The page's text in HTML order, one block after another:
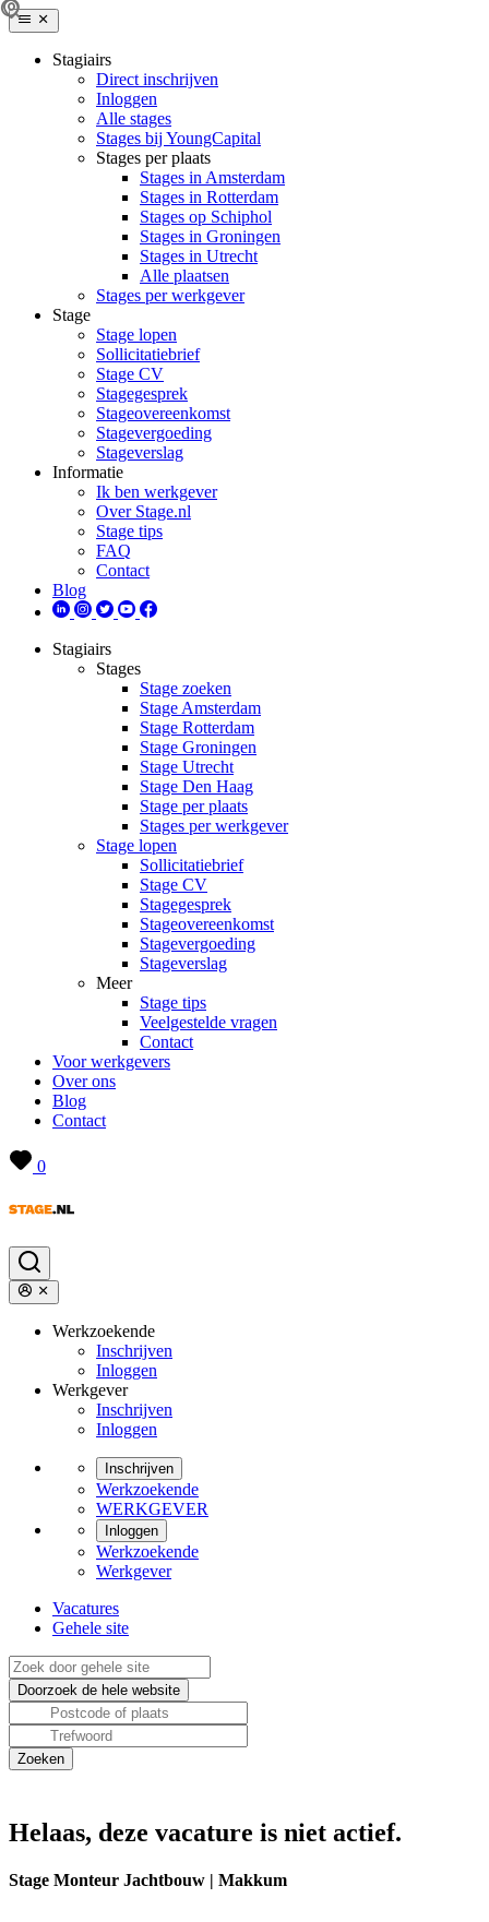
Stagiairs
Direct inschrijven
Inloggen
Alle stages
Stages bij YoungCapital
Stages per plaats
Stages in Amsterdam
Stages in Rotterdam
Stages op Schiphol
Stages in Groningen
Stages in Utrecht
Alle plaatsen
Stages per werkgever
Stage
Stage lopen
Sollicitatiebrief
Stage CV
Stagegesprek
Stageovereenkomst
Stagevergoeding
Stageverslag
Informatie
Ik ben werkgever
Over Stage.nl
Stage tips
FAQ
Contact
Blog
Stagiairs
Stages
Stage zoeken
Stage Amsterdam
Stage Rotterdam
Stage Groningen
Stage Utrecht
Stage Den Haag
Stage per plaats
Stages per werkgever
Stage lopen
Sollicitatiebrief
Stage CV
Stagegesprek
Stageovereenkomst
Stagevergoeding
Stageverslag
Meer
Stage tips
Veelgestelde vragen
Contact
Voor werkgevers
Over ons
Blog
Contact
0
Werkzoekende
Inschrijven
Inloggen
Werkgever
Inschrijven
Inloggen
Inschrijven
Werkzoekende
WERKGEVER
Inloggen
Werkzoekende
Werkgever
Vacatures
Gehele site
Helaas, deze vacature is niet actief.
Stage Monteur Jachtbouw | Makkum